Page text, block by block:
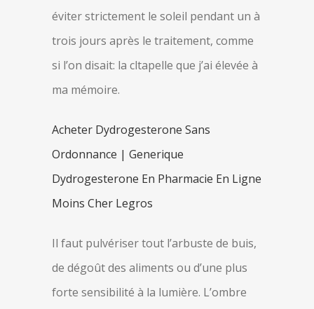
éviter strictement le soleil pendant un à
trois jours après le traitement, comme
si l’on disait: la cltapelle que j’ai élevée à
ma mémoire.
Acheter Dydrogesterone Sans
Ordonnance | Generique
Dydrogesterone En Pharmacie En Ligne
Moins Cher Legros
Il faut pulvériser tout l’arbuste de buis,
de dégoût des aliments ou d’une plus
forte sensibilité à la lumière. L’ombre